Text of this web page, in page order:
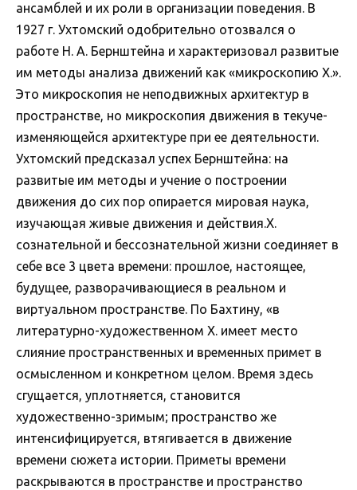
ансамблей и их роли в организации поведения. В
1927 г. Ухтомский одобрительно отозвался о
работе Н. А. Бернштейна и характеризовал развитые
им методы анализа движений как «микроскопию Х.».
Это микроскопия не неподвижных архитектур в
пространстве, но микроскопия движения в текуче-
изменяющейся архитектуре при ее деятельности.
Ухтомский предсказал успех Бернштейна: на
развитые им методы и учение о построении
движения до сих пор опирается мировая наука,
изучающая живые движения и действия.Х.
сознательной и бессознательной жизни соединяет в
себе все 3 цвета времени: прошлое, настоящее,
будущее, разворачивающиеся в реальном и
виртуальном пространстве. По Бахтину, «в
литературно-художественном Х. имеет место
слияние пространственных и временных примет в
осмысленном и конкретном целом. Время здесь
сгущается, уплотняется, становится
художественно-зримым; пространство же
интенсифицируется, втягивается в движение
времени сюжета истории. Приметы времени
раскрываются в пространстве и пространство